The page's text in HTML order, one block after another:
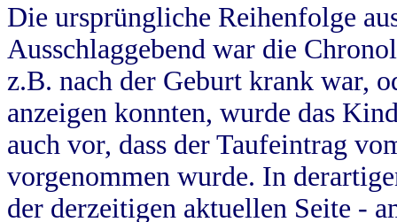
Die ursprüngliche Reihenfolge
Ausschlaggebend war die
z.B. nach der Geburt krank war,
anzeigen konnten, wurde das
auch vor, dass der Taufeintrag
vorgenommen wurde. In
der derzeitigen aktuellen Seite -